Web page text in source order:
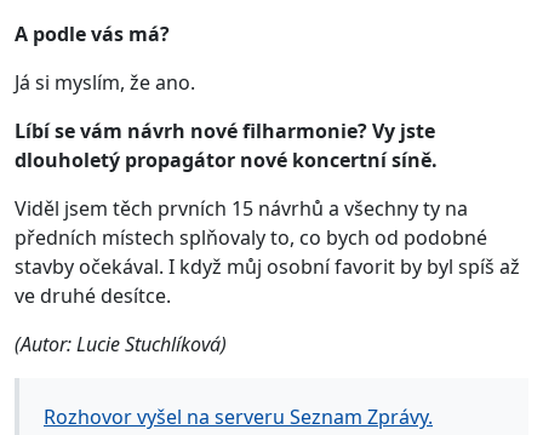
A podle vás má?
Já si myslím, že ano.
Líbí se vám návrh nové filharmonie? Vy jste
dlouholetý propagátor nové koncertní síně.
Viděl jsem těch prvních 15 návrhů a všechny ty na
předních místech splňovaly to, co bych od podobné
stavby očekával. I když můj osobní favorit by byl spíš až
ve druhé desítce.
(Autor: Lucie Stuchlíková)
Rozhovor vyšel na serveru Seznam Zprávy.